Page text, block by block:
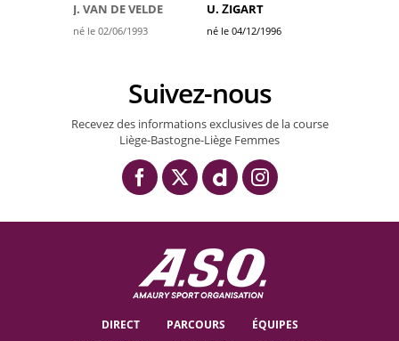
J. VAN DE VELDE
né le 02/06/1993
U. ŽIGART
né le 04/12/1996
Suivez-nous
Recevez des informations exclusives de la course
Liège-Bastogne-Liège Femmes
DIRECT PARCOURS
ÉQUIPES